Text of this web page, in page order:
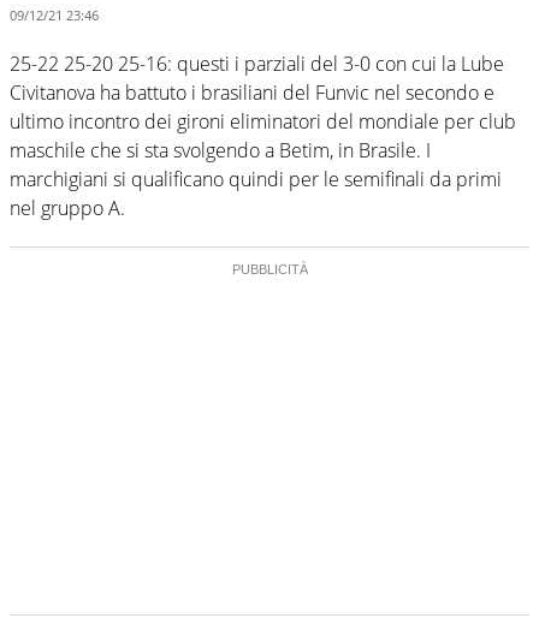
09/12/21 23:46
25-22 25-20 25-16: questi i parziali del 3-0 con cui la Lube
Civitanova ha battuto i brasiliani del Funvic nel secondo e
ultimo incontro dei gironi eliminatori del mondiale per club
maschile che si sta svolgendo a Betim, in Brasile. I
marchigiani si qualificano quindi per le semifinali da primi
nel gruppo A.